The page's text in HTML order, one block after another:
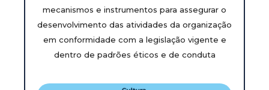
mecanismos e instrumentos para assegurar o
desenvolvimento das atividades da organização
em conformidade com a legislação vigente e
dentro de padrões éticos e de conduta